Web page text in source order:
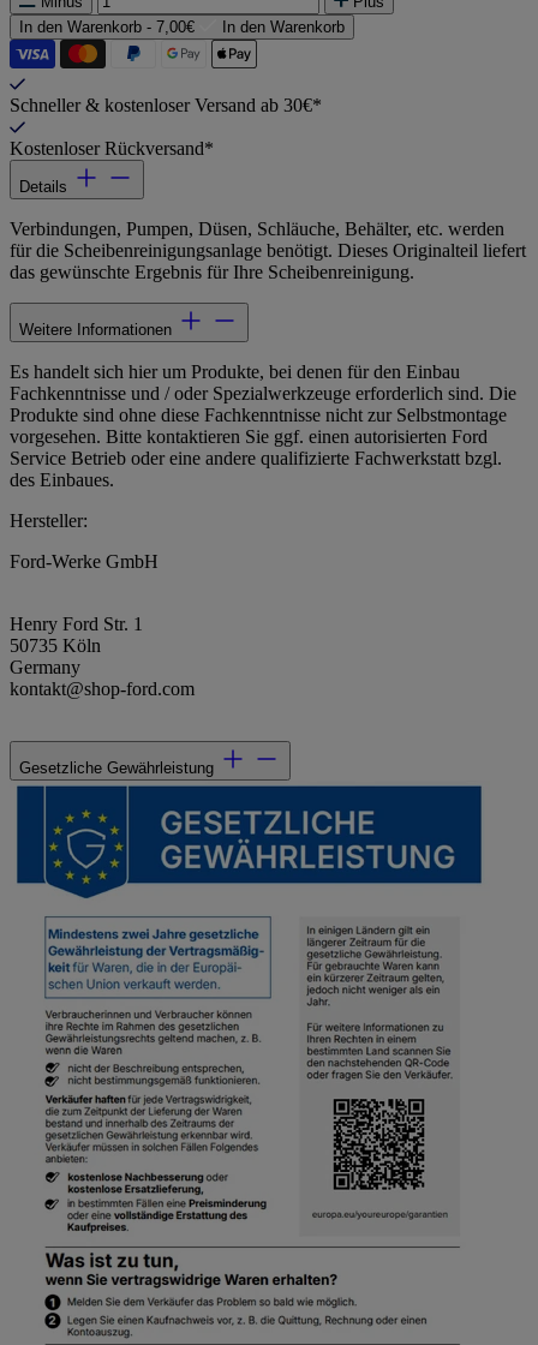
In den Warenkorb - 7,00€ In den Warenkorb
Schneller & kostenloser Versand ab 30€*
Kostenloser Rückversand*
Details
Verbindungen, Pumpen, Düsen, Schläuche, Behälter, etc. werden
für die Scheibenreinigungsanlage benötigt. Dieses Originalteil liefert
das gewünschte Ergebnis für Ihre Scheibenreinigung.
Weitere Informationen
Es handelt sich hier um Produkte, bei denen für den Einbau
Fachkenntnisse und / oder Spezialwerkzeuge erforderlich sind. Die
Produkte sind ohne diese Fachkenntnisse nicht zur Selbstmontage
vorgesehen. Bitte kontaktieren Sie ggf. einen autorisierten Ford
Service Betrieb oder eine andere qualifizierte Fachwerkstatt bzgl.
des Einbaues.
Hersteller:
Ford-Werke GmbH
Henry Ford Str. 1
50735 Köln
Germany
kontakt@shop-ford.com
Gesetzliche Gewährleistung